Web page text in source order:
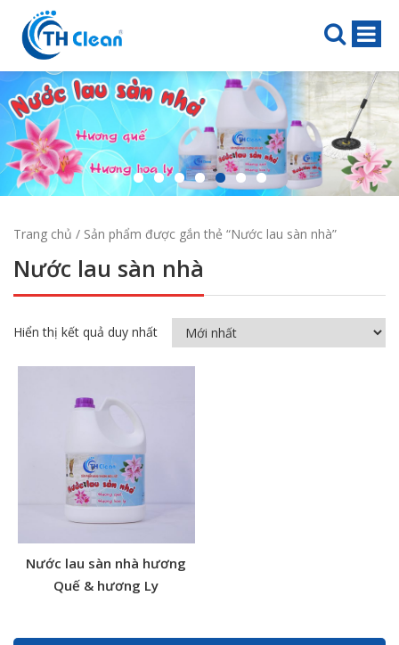
Trang chủ / Sản phẩm được gắn thẻ “Nước lau sàn nhà”
Nước lau sàn nhà
Hiển thị kết quả duy nhất
Nước lau sàn nhà hương
Quế & hương Ly